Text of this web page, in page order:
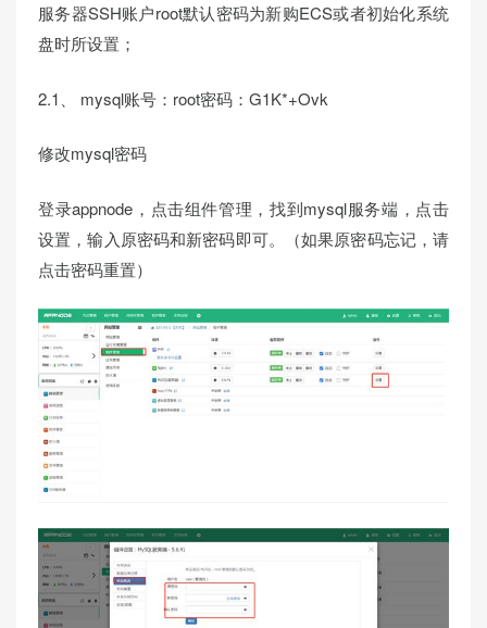
服务器SSH账户root默认密码为新购ECS或者初始化系统
盘时所设置；
2.1、 mysql账号：root密码：G1K*+Ovk
修改mysql密码
登录appnode，点击组件管理，找到mysql服务端，点击
设置，输入原密码和新密码即可。（如果原密码忘记，请
点击密码重置）